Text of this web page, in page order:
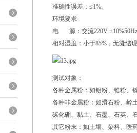
准确性误差：≤1%。
环境要求
电 源：交流220V ±10%50Hz
相对湿度：小于85%，无凝结
测试对象：
各种金属粉：如铝粉、锆粉、
各种非金属粉：如滑石粉、岭
碳化硼、黏土、石墨、石英、
其它粉末：如土壤、染料、医